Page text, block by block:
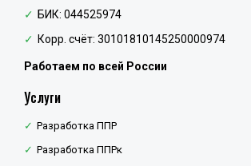
БИК: 044525974
Корр. счёт: 30101810145250000974
Работаем по всей России
Услуги
Разработка ППР
Разработка ППРк